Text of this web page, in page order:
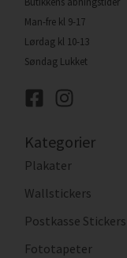
Man-fre kl 9-17
Lørdag kl 10-13
Søndag Lukket
Kategorier
Plakater
Wallstickers
Postkasse Stickers
Fototapeter